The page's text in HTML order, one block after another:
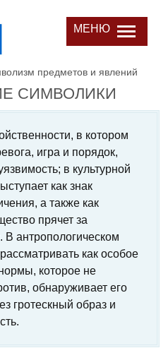
МЕНЮ
предметов и явлений
СИМВОЛИКИ
в котором
игра и порядок,
в культурной
как знак
а также как
прячет за
В антропологическом
как особое
которое не
обнаруживает его
гротескный образ и